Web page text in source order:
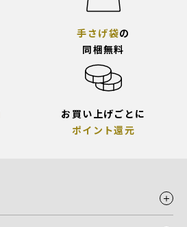
手さげ袋の
同梱無料
お買い上げごとに
ポイント還元